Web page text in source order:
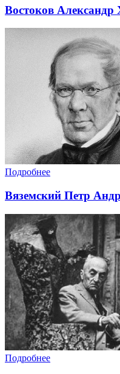
Востоков Александр
Подробнее
Вяземский Петр
Подробнее